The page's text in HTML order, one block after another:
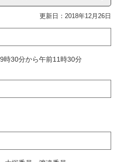
更新日：2018年12月26日
時30分から午前11時30分